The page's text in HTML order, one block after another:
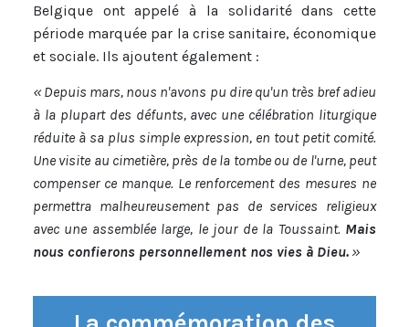
Belgique ont appelé à la solidarité dans cette
période marquée par la crise sanitaire, économique
et sociale. Ils ajoutent également :
« Depuis mars, nous n'avons pu dire qu'un très bref adieu
à la plupart des défunts, avec une célébration liturgique
réduite à sa plus simple expression, en tout petit comité.
Une visite au cimetière, près de la tombe ou de l'urne, peut
compenser ce manque. Le renforcement des mesures ne
permettra malheureusement pas de services religieux
avec une assemblée large, le jour de la Toussaint. Mais
nous confierons personnellement nos vies à Dieu. »